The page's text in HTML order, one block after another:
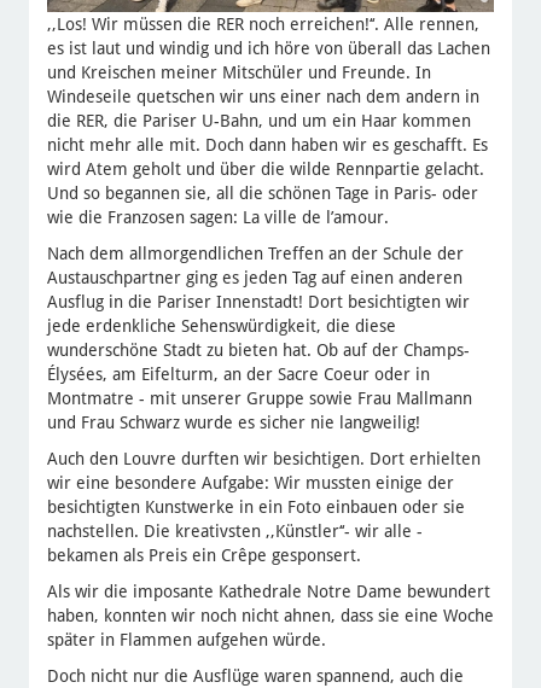
,,Los! Wir müssen die RER noch erreichen!‘‘. Alle rennen,
es ist laut und windig und ich höre von überall das Lachen
und Kreischen meiner Mitschüler und Freunde. In
Windeseile quetschen wir uns einer nach dem andern in
die RER, die Pariser U-Bahn, und um ein Haar kommen
nicht mehr alle mit. Doch dann haben wir es geschafft. Es
wird Atem geholt und über die wilde Rennpartie gelacht.
Und so begannen sie, all die schönen Tage in Paris- oder
wie die Franzosen sagen: La ville de l’amour.
Nach dem allmorgendlichen Treffen an der Schule der
Austauschpartner ging es jeden Tag auf einen anderen
Ausflug in die Pariser Innenstadt! Dort besichtigten wir
jede erdenkliche Sehenswürdigkeit, die diese
wunderschöne Stadt zu bieten hat. Ob auf der Champs-
Élysées, am Eifelturm, an der Sacre Coeur oder in
Montmatre - mit unserer Gruppe sowie Frau Mallmann
und Frau Schwarz wurde es sicher nie langweilig!
Auch den Louvre durften wir besichtigen. Dort erhielten
wir eine besondere Aufgabe: Wir mussten einige der
besichtigten Kunstwerke in ein Foto einbauen oder sie
nachstellen. Die kreativsten ,,Künstler‘‘- wir alle -
bekamen als Preis ein Crêpe gesponsert.
Als wir die imposante Kathedrale Notre Dame bewundert
haben, konnten wir noch nicht ahnen, dass sie eine Woche
später in Flammen aufgehen würde.
Doch nicht nur die Ausflüge waren spannend, auch die